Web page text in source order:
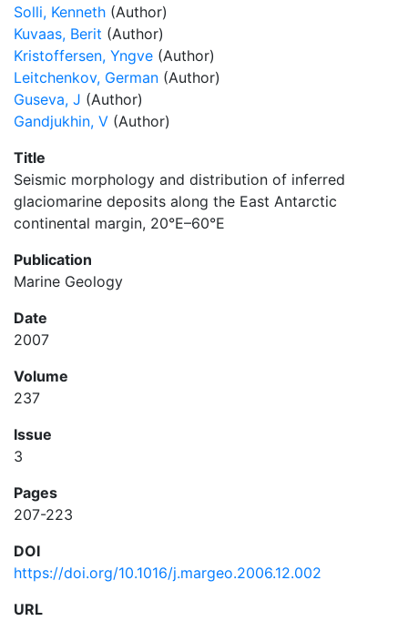
Solli, Kenneth (Author)
Kuvaas, Berit (Author)
Kristoffersen, Yngve (Author)
Leitchenkov, German (Author)
Guseva, J (Author)
Gandjukhin, V (Author)
Title
Seismic morphology and distribution of inferred
glaciomarine deposits along the East Antarctic
continental margin, 20°E–60°E
Publication
Marine Geology
Date
2007
Volume
237
Issue
3
Pages
207-223
DOI
https://doi.org/10.1016/j.margeo.2006.12.002
URL